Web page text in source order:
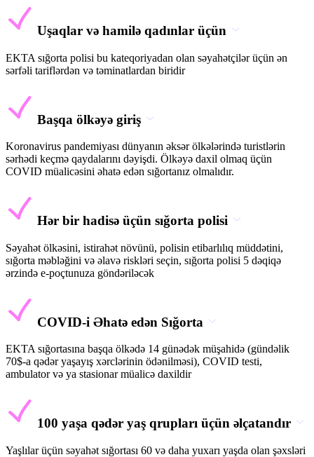
Uşaqlar və hamilə qadınlar üçün
EKTA sığorta polisi bu kateqoriyadan olan səyahətçilər üçün ən
sərfəli tariflərdən və təminatlardan biridir
Başqa ölkəyə giriş
Koronavirus pandemiyası dünyanın əksər ölkələrində turistlərin
sərhədi keçmə qaydalarını dəyişdi. Ölkəyə daxil olmaq üçün
COVID müalicəsini əhatə edən sığortanız olmalıdır.
Hər bir hadisə üçün sığorta polisi
Səyahət ölkəsini, istirahət növünü, polisin etibarlılıq müddətini,
sığorta məbləğini və əlavə riskləri seçin, sığorta polisi 5 dəqiqə
ərzində e-poçtunuza göndəriləcək
COVID-i Əhatə edən Sığorta
EKTA sığortasına başqa ölkədə 14 günədək müşahidə (gündəlik
70$-a qədər yaşayış xərclərinin ödənilməsi), COVID testi,
ambulator və ya stasionar müalicə daxildir
100 yaşa qədər yaş qrupları üçün əlçatandır
Yaşlılar üçün səyahət sığortası 60 və daha yuxarı yaşda olan şəxsləri